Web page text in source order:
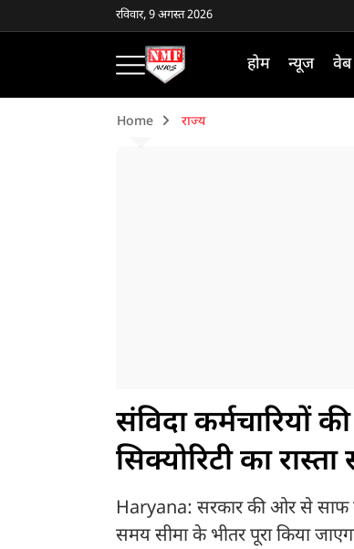
रविवार, 9 अगस्त 2026
होम न्यूज वेब
Home राज्य
संविदा कर्मचारियों
सिक्योरिटी का
Haryana: सरकार की ओर से साफ
समय सीमा के भीतर पूरा किया